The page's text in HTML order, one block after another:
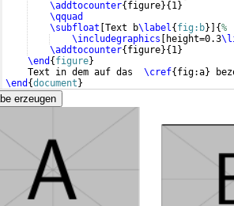
\addtocounter{ figure}{ 1}
\qquad
\subfloat Text b\label{ fig:b} {%
\includegraphics
height=0.3
\addtocounter{ figure}{ 1}
\end { figure}
    Text in dem auf das
\cref{ fig:a}
\end {document }
erzeugen